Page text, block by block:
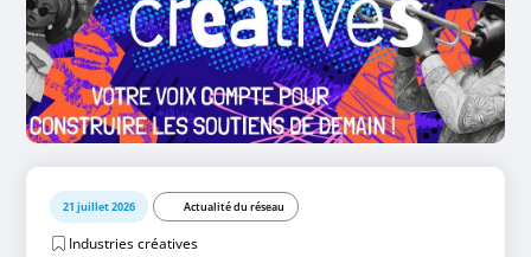
21 juillet 2026 Actualité du réseau
Industries créatives